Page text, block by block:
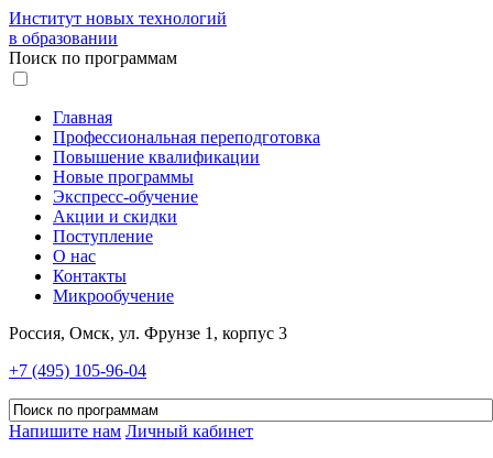
Институт новых технологий
в образовании
Поиск по программам
Главная
Профессиональная переподготовка
Повышение квалификации
Новые программы
Экспресс-обучение
Акции и скидки
Поступление
О нас
Контакты
Микрообучение
Россия, Омск, ул. Фрунзе 1, корпус 3
+7 (495) 105-96-04
Напишите нам Личный кабинет